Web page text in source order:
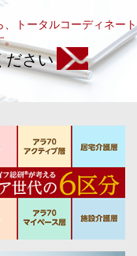
トータルコーディネート
。
ださい